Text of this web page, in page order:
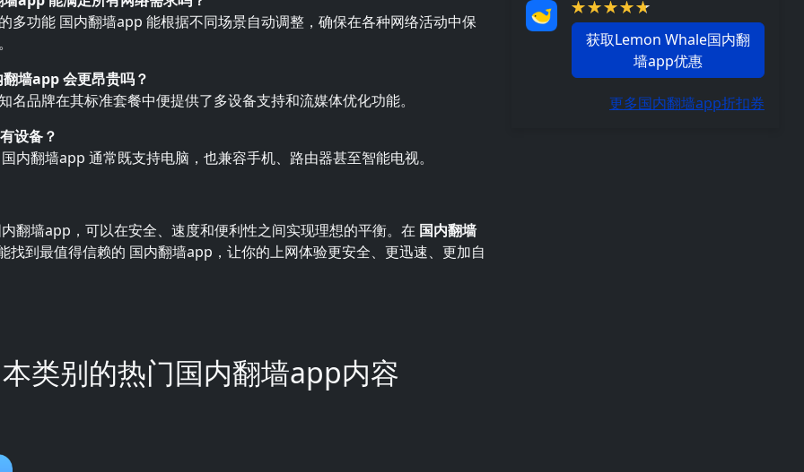
多功能 国内翻墙app 能根据不同场景自动调整，确保在各种网络活动中保
墙app 会更昂贵吗？
名品牌在其标准套餐中便提供了多设备支持和流媒体优化功能。
设备？
内翻墙app 通常既支持电脑，也兼容手机、路由器甚至智能电视。
翻墙app，可以在安全、速度和便利性之间实现理想的平衡。在 国内翻墙
找到最值得信赖的 国内翻墙app，让你的上网体验更安全、更迅速、更加自
本类别的热门国内翻墙app内容
获取Lemon Whale国内翻
墙app优惠
更多国内翻墙app折扣券